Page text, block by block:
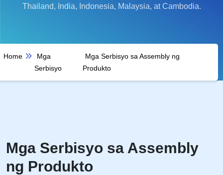
Thailand, India, Indonesia, Malaysia, at Cambodia.
Home
Mga
Serbisyo
Mga Serbisyo sa Assembly ng
Produkto
Mga Serbisyo sa Assembly
ng Produkto